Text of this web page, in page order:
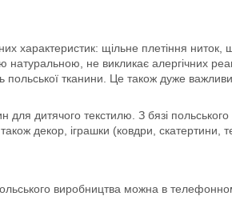
щільне плетіння ниток, що
натуральною, не викликає алергічних
тканини. Це також дуже
дитячого текстилю. З бязі
декор, іграшки (ковдри, скатертини,
виробництва можна в